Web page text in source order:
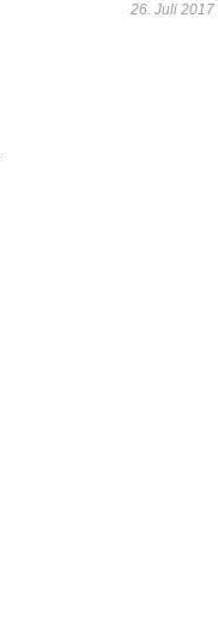
26. Juli 2017